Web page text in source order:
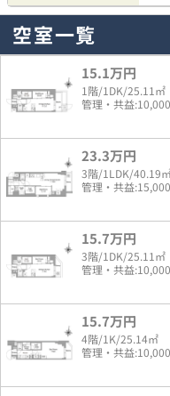
空室一覧
15.1万円
1階/1DK/25.11㎡
管理・共益
23.3万円
3階/1LDK/40.19
管理・共益
15.7万円
3階/1DK/25.11㎡
管理・共益
15.7万円
4階/1K/25.14㎡
管理・共益